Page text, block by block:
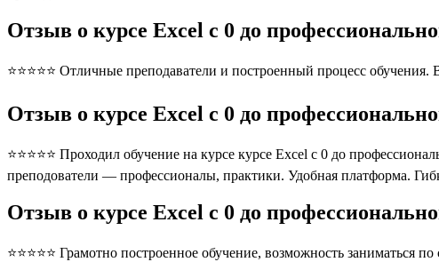
Отзыв о курсе Excel с 0 до
⭐⭐⭐⭐⭐ Отличные преподаватели и построенный процесс обучения.
Отзыв о курсе Excel с 0 до
⭐⭐⭐⭐⭐ Проходил обучение на курсе курсе Excel с 0 до
преподователи — профессионалы, практики. Удобная платформа.
Отзыв о курсе Excel с 0 до
⭐⭐⭐⭐⭐ Грамотно построенное обучение, возможность заниматься